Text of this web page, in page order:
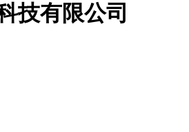
技有限公司